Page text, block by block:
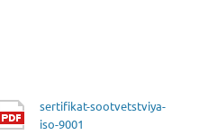
sertifikat-sootvetstviya-
iso-9001